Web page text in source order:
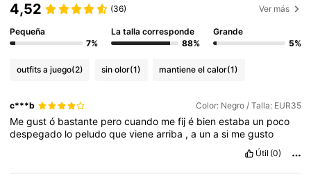
4,52 (36) Ver más
Pequeña
7%
La talla corresponde
88%
Grande
5%
outfits a juego(2) sin olor(1) mantiene el calor(1)
c***b Color: Negro / Talla: EUR35
Megustó bastante perocuando mefijé bienestaba un poco
despegado lo peludoquevienearriba ,a unasi megusto
Útil (0)